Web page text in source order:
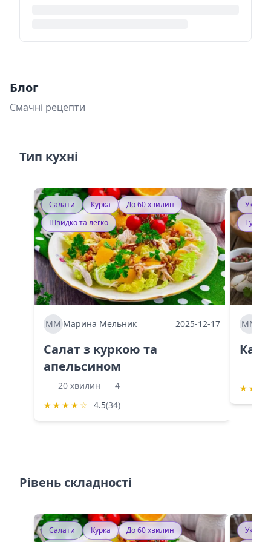
Блог
Смачні рецепти
Тип кухні
Салати Курка
До 60 хвилин
Швидко та легко
ММ Марина Мельник 2025-12-17
Салат з куркою та
апельсином
20 хвилин
4
★ ★ ★ ★ ☆ 4.5(34)
ММ
★ ★
Рівень складності
Салати Курка
До 60 хвилин